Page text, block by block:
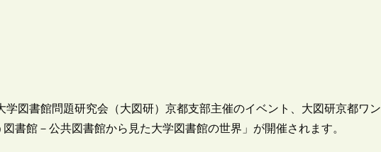
学図書館問題研究会（大図研）京都支部主催のイベント、大図研京都ワン
書館－公共図書館から見た大学図書館の世界」が開催されます。